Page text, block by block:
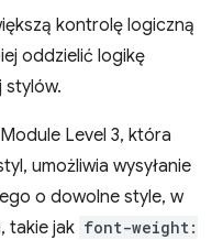
kontrolę logiczną
oddzielić logikę
stylów.
Level 3, która
umożliwia wysyłanie
o dowolne style, w
takie jak font-weight: